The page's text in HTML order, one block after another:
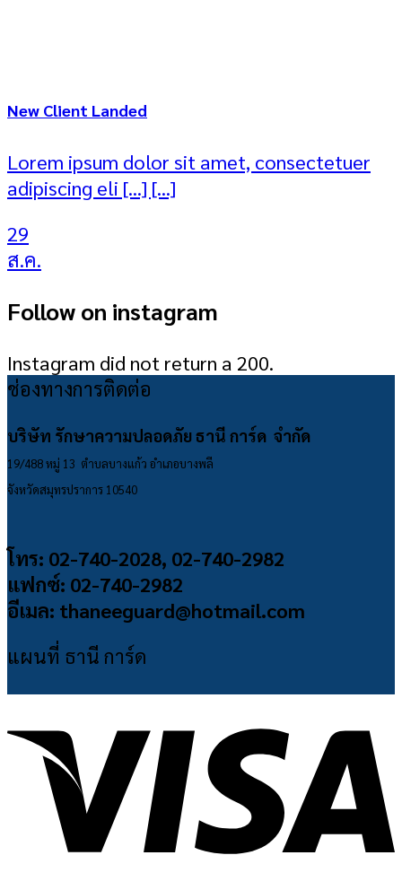
New Client Landed
Lorem ipsum dolor sit amet, consectetuer
adipiscing eli [...] [...]
29
ส.ค.
Follow on instagram
Instagram did not return a 200.
ช่องทางการติดต่อ
บริษัท รักษาความปลอดภัย ธานี การ์ด จำกัด
19/488 หมู่ 13 ตำบลบางแก้ว อำเภอบางพลี
จังหวัดสมุทรปราการ 10540
โทร: 02-740-2028, 02-740-2982
แฟกซ์: 02-740-2982
อีเมล: thaneeguard@hotmail.com
แผนที่ ธานี การ์ด